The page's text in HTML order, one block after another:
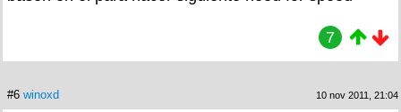
7
#6 winoxd 10 nov 2011, 21:04